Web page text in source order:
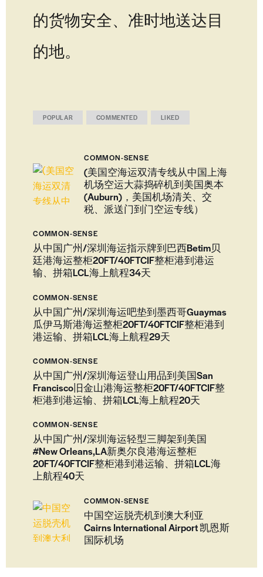
的货物安全、准时地送达目
的地。
POPULAR COMMENTED LIKED
COMMON-SENSE
(美国空海运双清专线从中国上海
机场空运大蒜捣碎机到美国奥本
(Auburn)，美国机场清关、交
税、派送门到门空运专线）
COMMON-SENSE
从中国广州/深圳海运指示牌到巴西Betim贝
廷港海运整柜20FT/40FTCIF整柜港到港运
输、拼箱LCL海上航程34天
COMMON-SENSE
从中国广州/深圳海运吧垫到墨西哥Guaymas
瓜伊马斯港海运整柜20FT/40FTCIF整柜港到
港运输、拼箱LCL海上航程29天
COMMON-SENSE
从中国广州/深圳海运登山用品到美国San
Francisco旧金山港海运整柜20FT/40FTCIF整
柜港到港运输、拼箱LCL海上航程20天
COMMON-SENSE
从中国广州/深圳海运轻型三脚架到美国
#New Orleans,LA新奥尔良港海运整柜
20FT/40FTCIF整柜港到港运输、拼箱LCL海
上航程40天
COMMON-SENSE
中国空运脱壳机到澳大利亚
Cairns International Airport 凯恩斯
国际机场